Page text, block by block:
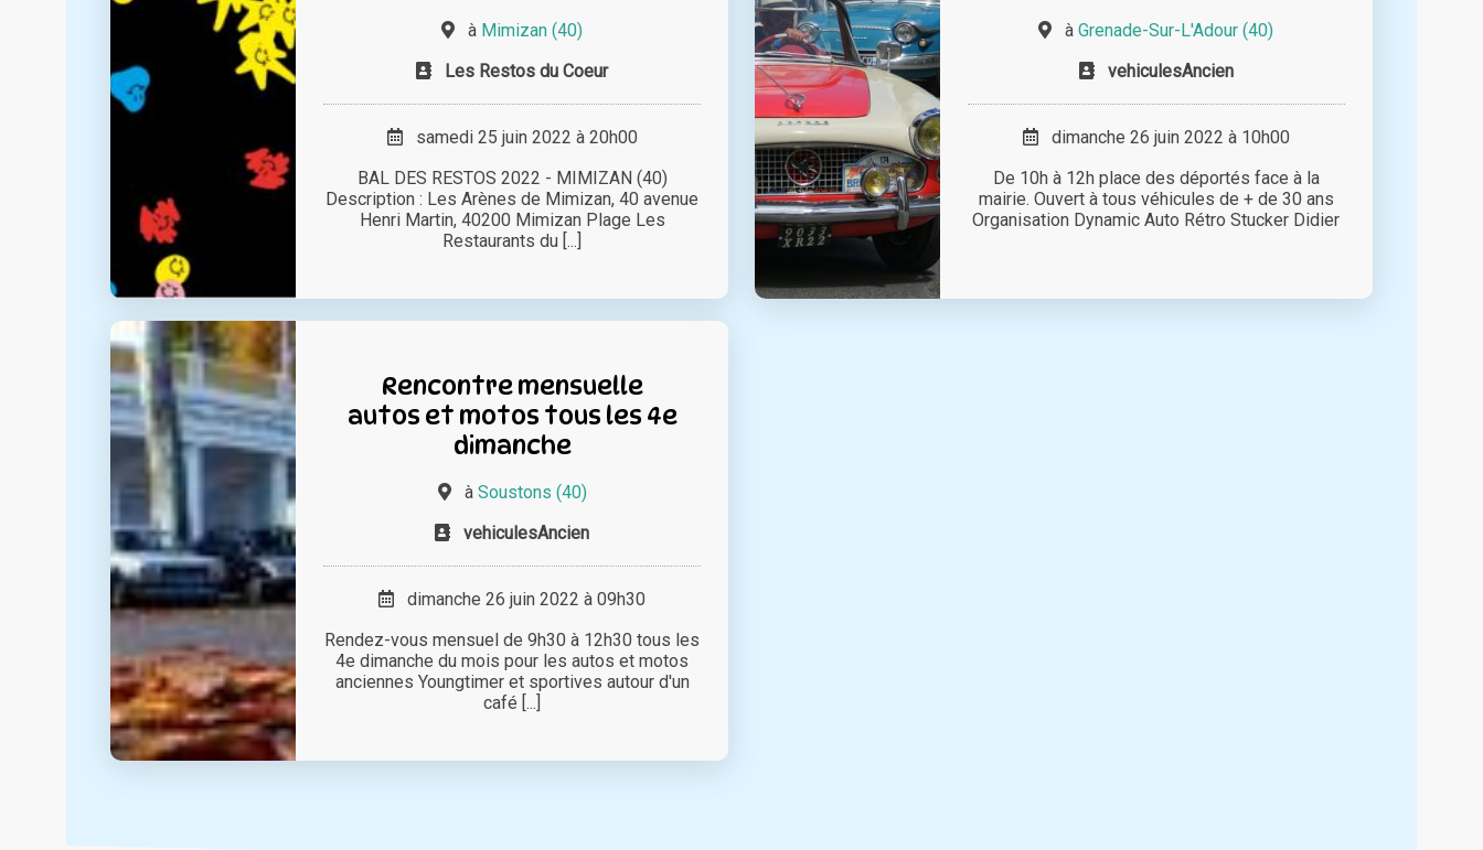
à Mimizan (40)
Les Restos du Coeur
samedi 25 juin 2022 à 20h00
BAL DES RESTOS 2022 - MIMIZAN (40)
Description : Les Arènes de Mimizan, 40 avenue
Henri Martin, 40200 Mimizan Plage Les
Restaurants du [...]
àGrenade-Sur-L'Adour (40)
vehiculesAncien
dimanche 26 juin 2022 à 10h00
De 10h à 12h place des déportés face à la
mairie. Ouvert à tous véhicules de + de 30 ans
Organisation Dynamic Auto Rétro Stucker Didier
Rencontre mensuelle
autos et motos tous les 4e
dimanche
à Soustons (40)
vehiculesAncien
dimanche 26 juin 2022 à 09h30
Rendez-vous mensuel de 9h30 à 12h30 tous les
4e dimanche du mois pour les autos et motos
anciennes Youngtimer et sportives autour d'un
café [...]